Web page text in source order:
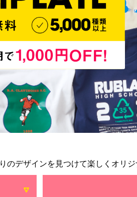
デザインを見つけて楽しくオリ